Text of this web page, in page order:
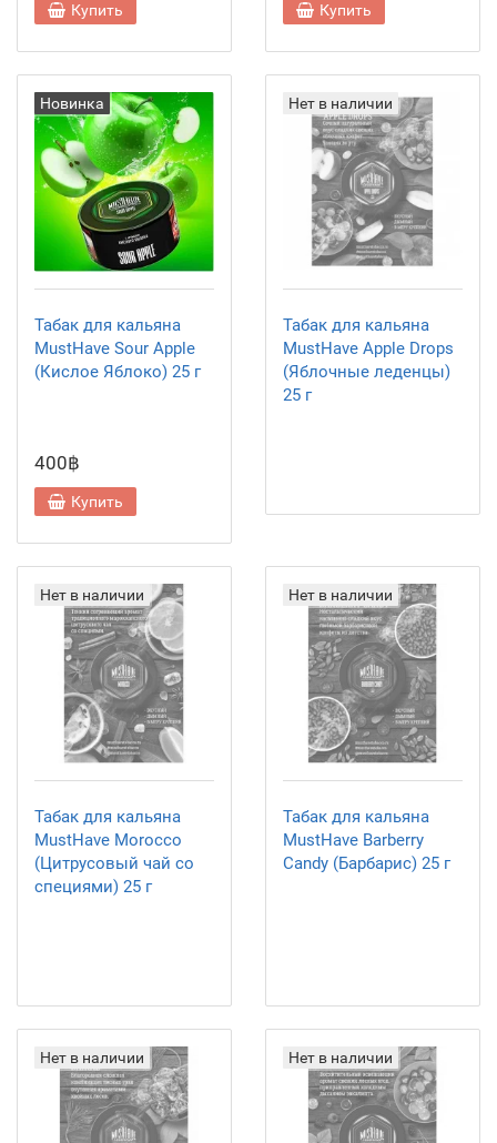
Купить Купить
Новинка
Табак для кальяна
MustHave Sour Apple
(Кислое Яблоко) 25 г
400฿
Купить
Нет в наличии
Табак для кальяна
MustHave Apple Drops
(Яблочные леденцы)
25 г
Нет в наличии
Табак для кальяна
MustHave Morocco
(Цитрусовый чай со
специями) 25 г
Нет в наличии
Табак для кальяна
MustHave Barberry
Candy (Барбарис) 25 г
Нет в наличии Нет в наличии